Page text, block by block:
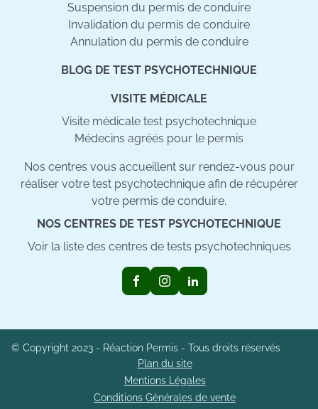
Suspension du permis de conduire
Invalidation du permis de conduire
Annulation du permis de conduire
BLOG DE TEST PSYCHOTECHNIQUE
VISITE MÉDICALE
Visite médicale test psychotechnique
Médecins agréés pour le permis
Nos centres vous accueillent sur rendez-vous pour
réaliser votre test psychotechnique afin de récupérer
votre permis de conduire.
NOS CENTRES DE TEST PSYCHOTECHNIQUE
Voir la liste des centres de tests psychotechniques
© Copyright 2023 - Réaction Permis - Tous droits réservés
Plan du site
Mentions Légales
Conditions Générales de vente